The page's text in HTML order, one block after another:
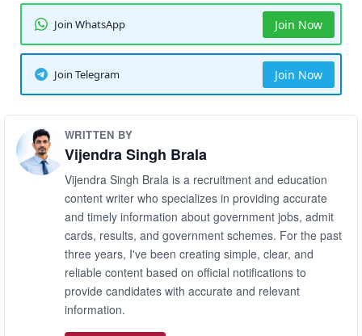
Join WhatsApp Join Now
Join Telegram Join Now
WRITTEN BY
Vijendra Singh Brala
Vijendra Singh Brala is a recruitment and education
content writer who specializes in providing accurate
and timely information about government jobs, admit
cards, results, and government schemes. For the past
three years, I've been creating simple, clear, and
reliable content based on official notifications to
provide candidates with accurate and relevant
information.